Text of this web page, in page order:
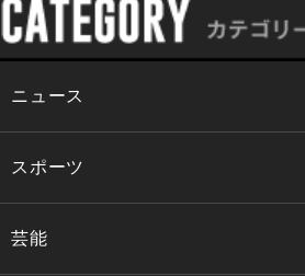
ニュース
スポーツ
芸能